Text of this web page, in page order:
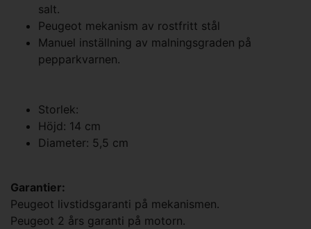
salt.
Peugeot mekanism av rostfritt stål
Manuel inställning av malningsgraden på
pepparkvarnen.
Storlek:
Höjd: 14 cm
Diameter: 5,5 cm
Garantier:
Peugeot livstidsgaranti på mekanismen.
Peugeot 2 års garanti på motorn.